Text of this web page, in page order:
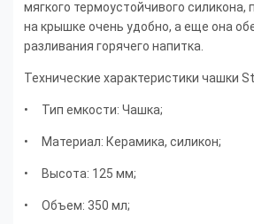
мягкого термоустойчивого силикона,
на крышке очень удобно, а еще она
разливания горячего напитка.
Технические характеристики чашки
• Тип емкости: Чашка;
• Материал: Керамика, силикон;
• Высота: 125 мм;
• Объем: 350 мл;